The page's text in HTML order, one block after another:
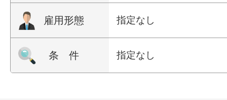
雇用形態 指定なし
条 件 指定なし